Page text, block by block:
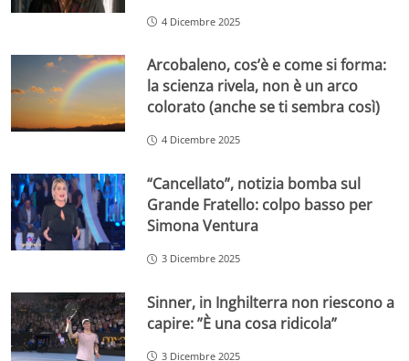
4 Dicembre 2025
Arcobaleno, cos’è e come si forma:
la scienza rivela, non è un arco
colorato (anche se ti sembra così)
4 Dicembre 2025
“Cancellato”, notizia bomba sul
Grande Fratello: colpo basso per
Simona Ventura
3 Dicembre 2025
Sinner, in Inghilterra non riescono a
capire: ”È una cosa ridicola”
3 Dicembre 2025